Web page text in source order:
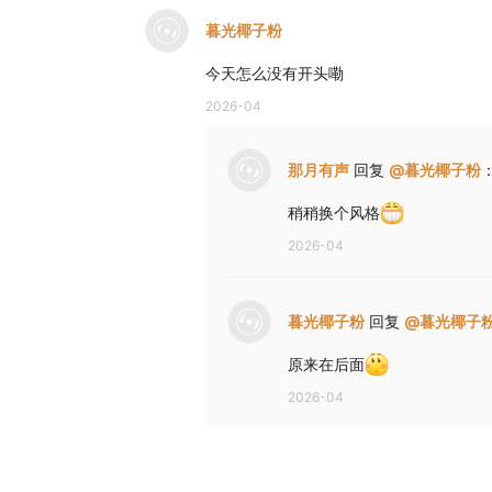
暮光椰子粉
今天怎么没有开头嘞
2026-04
那月有声 回复 @暮光椰子粉：
稍稍换个风格
2026-04
暮光椰子粉 回复 @暮光椰子
原来在后面
2026-04